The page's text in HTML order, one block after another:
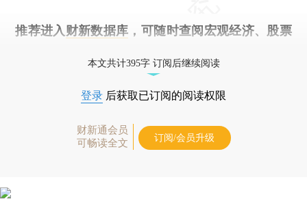
推荐进入 财新数据库 ，可随时查阅宏观经济、股票
本文共计395字 订阅后继续阅读
登录 后获取已订阅的阅读权限
财新通会员
可畅读全文
订阅/会员升级